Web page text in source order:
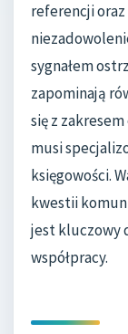
referencji
sygnałem
zapominają
się z
musi
księgowości.
kwestii
jest kluczowy
współpracy.